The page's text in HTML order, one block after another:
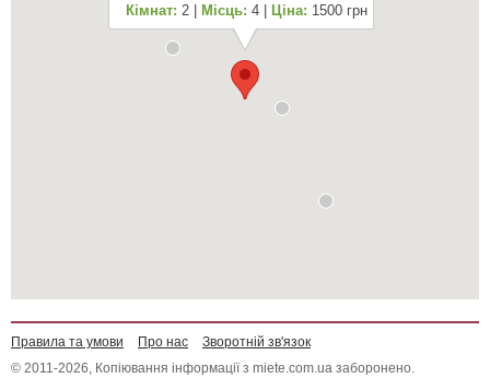
Кімнат: 2 | Місць: 4 | Ціна: 1500 грн
Правила та умови Про нас
Зворотній зв'язок
© 2011-2026, Копіювання інформації з miete.com.ua заборонено.